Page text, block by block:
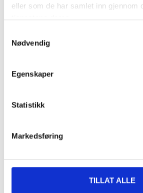
eller som de har samlet inn gjennom
Nødvendig
Egenskaper
Statistikk
Markedsføring
TILLAT ALLE
Kritt
Finnes på lager i